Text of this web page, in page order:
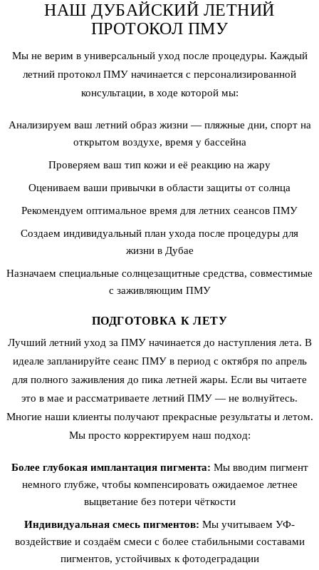
НАШ ДУБАЙСКИЙ ЛЕТНИЙ
ПРОТОКОЛ ПМУ
Мы не верим в универсальный уход после процедуры. Каждый
летний протокол ПМУ начинается с персонализированной
консультации, в ходе которой мы:
Анализируем ваш летний образ жизни — пляжные дни, спорт на
открытом воздухе, время у бассейна
Проверяем ваш тип кожи и её реакцию на жару
Оцениваем ваши привычки в области защиты от солнца
Рекомендуем оптимальное время для летних сеансов ПМУ
Создаем индивидуальный план ухода после процедуры для
жизни в Дубае
Назначаем специальные солнцезащитные средства, совместимые
с заживляющим ПМУ
ПОДГОТОВКА К ЛЕТУ
Лучший летний уход за ПМУ начинается до наступления лета. В
идеале запланируйте сеанс ПМУ в период с октября по апрель
для полного заживления до пика летней жары. Если вы читаете
это в мае и рассматриваете летний ПМУ — не волнуйтесь.
Многие наши клиенты получают прекрасные результаты и летом.
Мы просто корректируем наш подход:
Более глубокая имплантация пигмента: Мы вводим пигмент
немного глубже, чтобы компенсировать ожидаемое летнее
выцветание без потери чёткости
Индивидуальная смесь пигментов: Мы учитываем УФ-
воздействие и создаём смеси с более стабильными составами
пигментов, устойчивых к фотодеградации